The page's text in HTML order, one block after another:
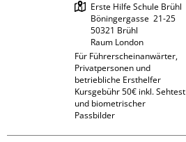
Erste Hilfe Schule Brühl
Böningergasse  21-25
50321 Brühl
Raum London
Für Führerscheinanwärter,
Privatpersonen und
betriebliche Ersthelfer
Kursgebühr 50€ inkl. Sehtest
und biometrischer
Passbilder